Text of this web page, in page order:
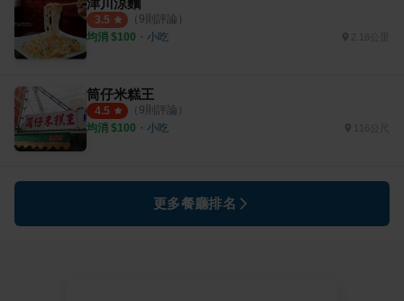
3.5 （ 9則評論）
均消 $100 ・ 小吃
筒仔米糕王
4.5 （ 9則評論）
均消 $100 ・ 小吃
更多餐廳排名